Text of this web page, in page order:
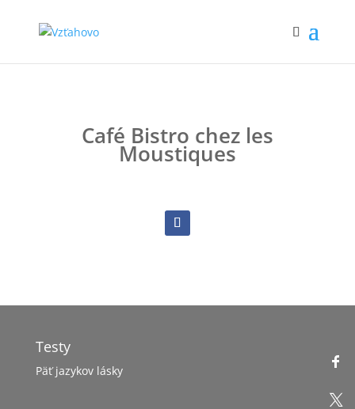
Café Bistro chez les
Moustiques
Testy
Päť jazykov lásky